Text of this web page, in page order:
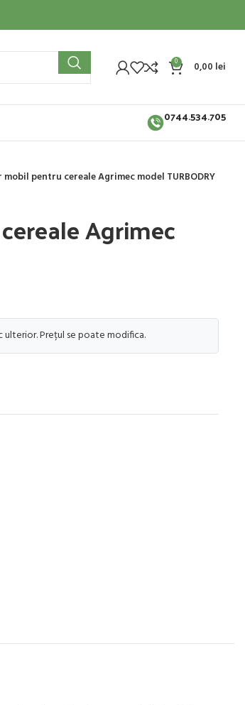
0 0,00 lei
0744.534.705
mobil pentru cereale Agrimec model TURBODRY
Agrimec
Prețul se poate modifica.